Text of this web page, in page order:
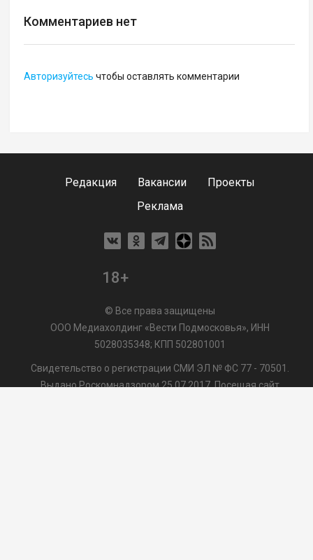
Комментариев нет
Авторизуйтесь чтобы оставлять комментарии
Редакция Вакансии
Проекты
Реклама
18+
© Все права защищены
ООО Медиахолдинг «Вести Подмосковья», ИНН
5028035348; КПП 502801001
Свидетельство о регистрации СМИ ЭЛ № ФС 77 - 70501.
Выдано Роскомнадзором 25.07.2017. Посещая сайт